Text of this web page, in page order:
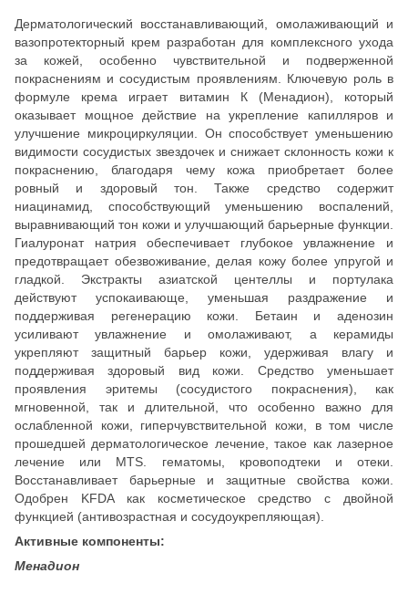
Дерматологический восстанавливающий, омолаживающий и
вазопротекторный крем разработан для комплексного ухода
за кожей, особенно чувствительной и подверженной
покраснениям и сосудистым проявлениям. Ключевую роль в
формуле крема играет витамин К (Менадион), который
оказывает мощное действие на укрепление капилляров и
улучшение микроциркуляции. Он способствует уменьшению
видимости сосудистых звездочек и снижает склонность кожи к
покраснению, благодаря чему кожа приобретает более
ровный и здоровый тон. Также средство содержит
ниацинамид, способствующий уменьшению воспалений,
выравнивающий тон кожи и улучшающий барьерные функции.
Гиалуронат натрия обеспечивает глубокое увлажнение и
предотвращает обезвоживание, делая кожу более упругой и
гладкой. Экстракты азиатской центеллы и портулака
действуют успокаивающе, уменьшая раздражение и
поддерживая регенерацию кожи. Бетаин и аденозин
усиливают увлажнение и омолаживают, а керамиды
укрепляют защитный барьер кожи, удерживая влагу и
поддерживая здоровый вид кожи. Средство уменьшает
проявления эритемы (сосудистого покраснения), как
мгновенной, так и длительной, что особенно важно для
ослабленной кожи, гиперчувствительной кожи, в том числе
прошедшей дерматологическое лечение, такое как лазерное
лечение или MTS. гематомы, кровоподтеки и отеки.
Восстанавливает барьерные и защитные свойства кожи.
Одобрен KFDA как косметическое средство с двойной
функцией (антивозрастная и сосудоукрепляющая).
Активные компоненты:
Менадион